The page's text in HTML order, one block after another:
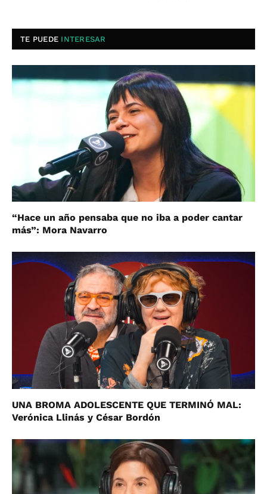
TE PUEDE INTERESAR
“Hace un año pensaba que no iba a poder cantar
más”: Mora Navarro
UNA BROMA ADOLESCENTE QUE TERMINÓ MAL:
Verónica Llinás y César Bordón